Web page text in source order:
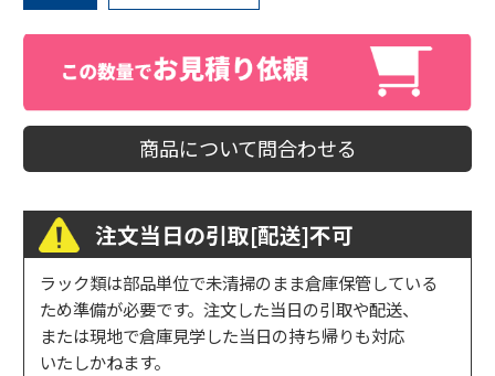
商品について問合わせる
注文当日の引取[配送]不可
ラック類は部品単位で未清掃のまま倉庫保管している
ため準備が必要です。注文した当日の引取や配送、
または現地で倉庫見学した当日の持ち帰りも対応
いたしかねます。